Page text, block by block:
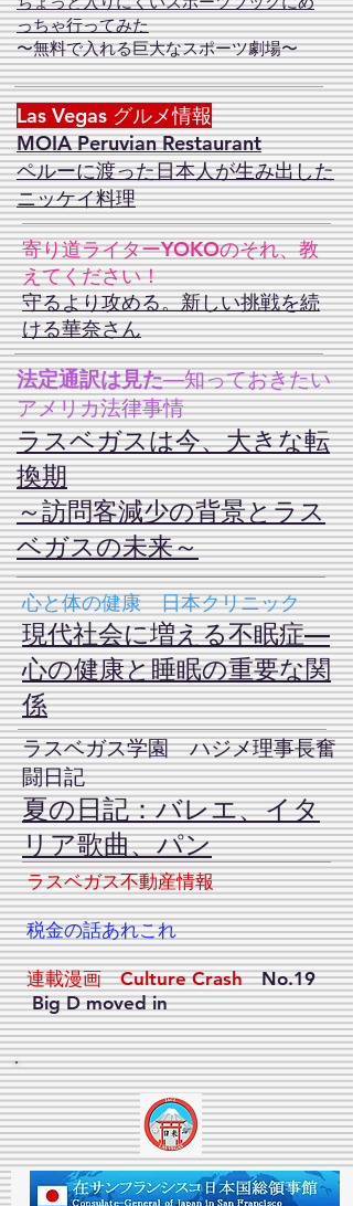
っちゃ行ってみた
〜無料で入れる巨大なスポーツ劇場〜
Las Vegas グルメ情報
MOIA Peruvian Restaurant
ペルーに渡った日本人が生み出した
ニッケイ料理
寄り道ライターYOKOのそれ、教
えてください！
守るより攻める。新しい挑戦を続
ける華奈さん
法定通訳は見た—知っておきたい
アメリカ法律事情
ラスベガスは今、大きな転
換期
～訪問客減少の背景とラス
ベガスの未来～
心と体の健康 日本クリニック
現代社会に増える不眠症—
心の健康と睡眠の重要な関
係
ラスベガス学園 ハジメ理事長奮
闘日記
夏の日記：バレエ、イタ
リア歌曲、パン
ラスベガス不動産情報
税金の話あれこれ
​連載漫画 Culture CrashNo.19
Big D moved in